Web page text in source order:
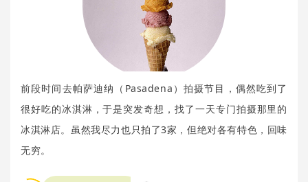
前段时间去帕萨迪纳（Pasadena）拍摄节目，偶然吃到了
很好吃的冰淇淋，于是突发奇想，找了一天专门拍摄那里的
冰淇淋店。虽然我尽力也只拍了3家，但绝对各有特色，回味
无穷。